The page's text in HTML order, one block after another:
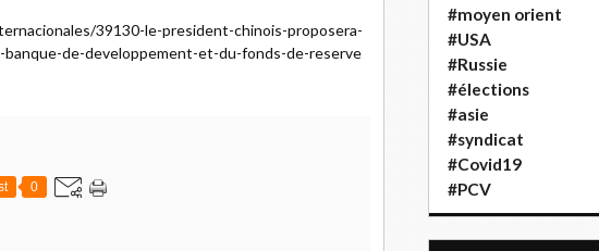
39130-le-president-chinois-proposera-
de-developpement-et-du-fonds-de-reserve
0
#moyen orient
#USA
#Russie
#élections
#asie
#syndicat
#Covid19
#PCV